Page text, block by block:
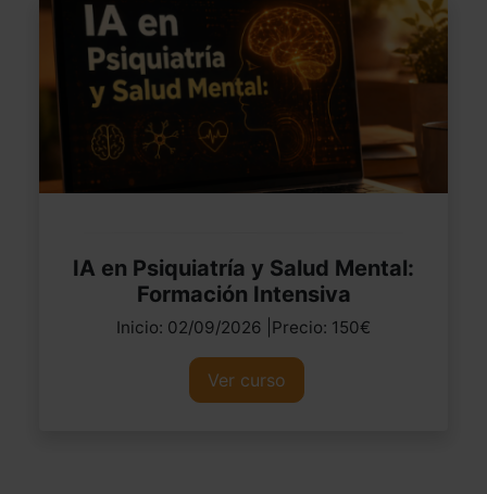
IA en Psiquiatría y Salud Mental:
Formación Intensiva
Inicio: 02/09/2026 |Precio: 150€
Ver curso